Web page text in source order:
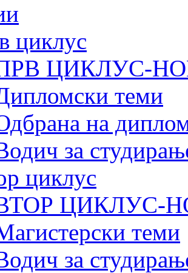
циклус
ЦИКЛУС-
теми
на
за
циклус
ЦИКЛУС-
теми
за